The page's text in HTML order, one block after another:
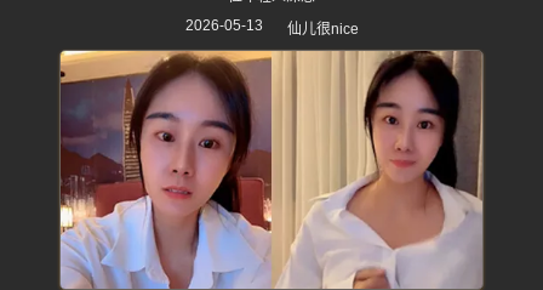
2026-05-13
仙儿很nice